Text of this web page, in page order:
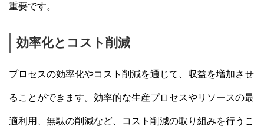
重要です。
効率化とコスト削減
プロセスの効率化やコスト削減を通じて、収益を増加させ
ることができます。効率的な生産プロセスやリソースの最
適利用、無駄の削減など、コスト削減の取り組みを行うこ